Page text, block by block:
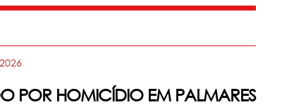
POR HOMICÍDIO EM PALMARES